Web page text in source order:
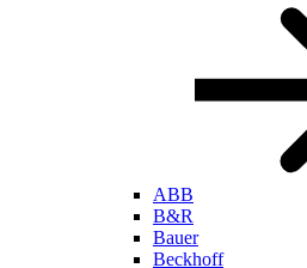
ABB
B&R
Bauer
Beckhoff